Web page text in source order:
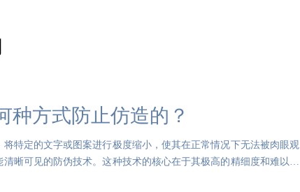
种方式防止仿造的？
特定的文字或图案进行极度缩小，使其在正常情况下无法被肉眼观
晰可见的防伪技术。这种技术的核心在于其极高的精细度和难以复